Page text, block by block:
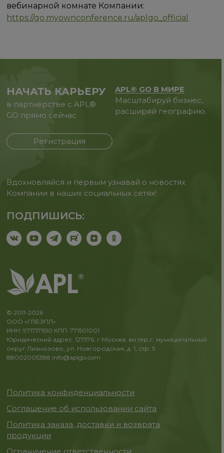
вебинарной комнате Компании:
https://go.myownconference.ru/aplgo_official
НАЧАТЬ КАРЬЕРУ
в партнерстве с APL®
GO прямо сейчас
Регистрация
APL® GO В МИРЕ
Масштабируй бизнес,
расширяй географию.
Вдохновляйся и первым узнавай о новостях
Компании в наших социальных сетях!
ПОДПИШИСЬ:
© 2011-2026
ООО «ГЛБЭПЛ»
ИНН: 9717171510 КПП: 771501001
Юридический адрес: 127576, г.Москва, вн.тер.г. муниципальный
округ Лианозово, ул. Новгородская, д. 1, стр. 5
88002005388 info@aplgo.com
Политика конфиденциальности
Соглашение об использовании сайта
Политика заказа, доставки и возврата
продукции